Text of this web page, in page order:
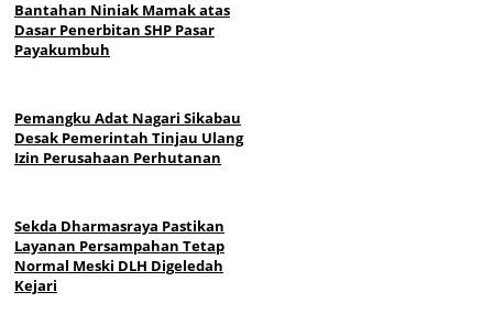
Bantahan Niniak Mamak atas
Dasar Penerbitan SHP Pasar
Payakumbuh
Pemangku Adat Nagari Sikabau
Desak Pemerintah Tinjau Ulang
Izin Perusahaan Perhutanan
Sekda Dharmasraya Pastikan
Layanan Persampahan Tetap
Normal Meski DLH Digeledah
Kejari